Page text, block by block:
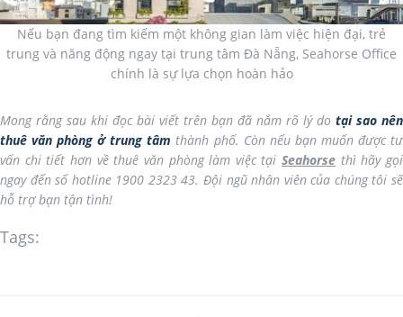
Nếu bạn đang tìm kiếm một không gian làm việc hiện đại, trẻ
trung và năng động ngay tại trung tâm Đà Nẵng, Seahorse Office
chính là sự lựa chọn hoàn hảo
Mong rằng sau khi đọc bài viết trên bạn đã nắm rõ lý do tại sao nên
thuê văn phòng ở trung tâm thành phố. Còn nếu bạn muốn được tư
vấn chi tiết hơn về thuê văn phòng làm việc tạiSeahorse thì hãy gọi
ngay đến số hotline 1900 2323 43. Đội ngũ nhân viên của chúng tôi sẽ
hỗ trợ bạn tận tình!
Tags: